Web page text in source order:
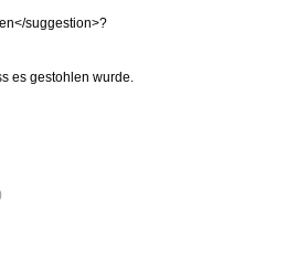
suggestion>?
es gestohlen wurde.